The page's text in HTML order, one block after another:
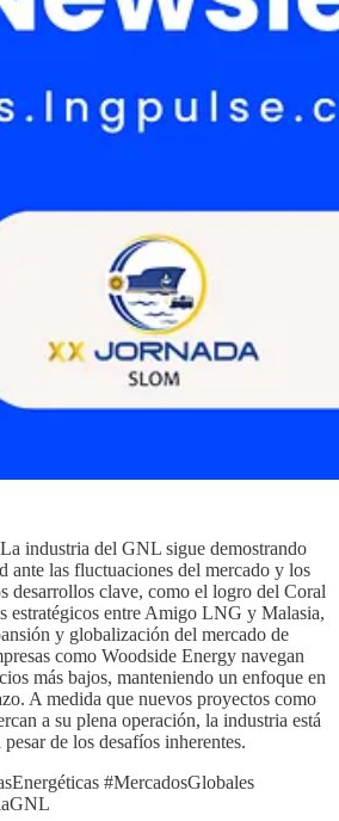
La industria del GNL sigue demostrando
ante las fluctuaciones del mercado y los
desarrollos clave, como el logro del Coral
estratégicos entre Amigo LNG y Malasia,
y globalización del mercado de
como Woodside Energy navegan
más bajos, manteniendo un enfoque en
A medida que nuevos proyectos como
a su plena operación, la industria está
de los desafíos inherentes.
#MercadosGlobales